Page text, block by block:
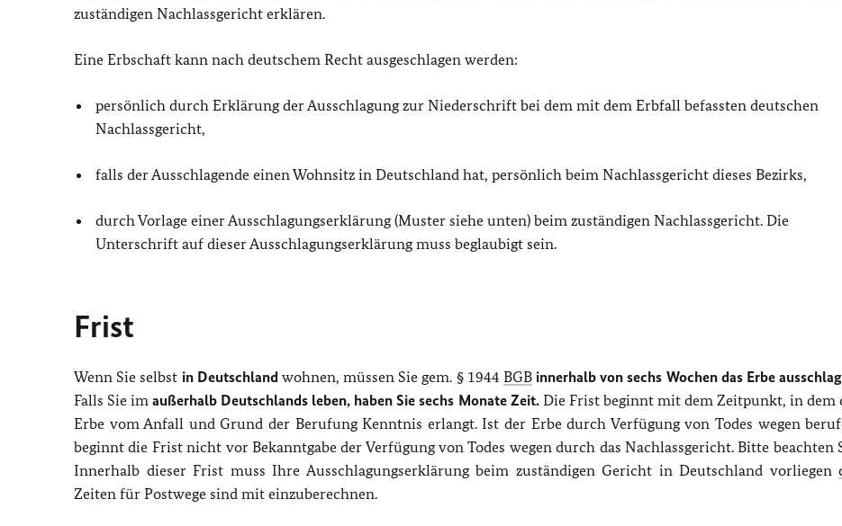
zuständigen Nachlassgericht erklären.
Eine Erbschaft kann nach deutschem Recht ausgeschlagen werden:
persönlich durch Erklärung der Ausschlagung zur Niederschrift bei dem mit dem Erbfall befassten deutschen
Nachlassgericht,
falls der Ausschlagende einen Wohnsitz in Deutschland hat, persönlich beim Nachlassgericht dieses Bezirks,
durch Vorlage einer Ausschlagungserklärung (Muster siehe unten) beim zuständigen Nachlassgericht. Die
Unterschrift auf dieser Ausschlagungserklärung muss beglaubigt sein.
Frist
Wenn Sie selbst in Deutschland wohnen, müssen Sie gem. § 1944 BGBinnerhalb von sechs Wochen das Erbe
Falls Sie imaußerhalb Deutschlands leben, haben Sie sechs Monate Zeit. Die Frist beginnt mit dem Zeitpunkt, in dem
Erbe vom Anfall und Grund der Berufung Kenntnis erlangt. Ist der Erbe durch Verfügung von Todes wegen
beginnt die Frist nicht vor Bekanntgabe der Verfügung von Todes wegen durch das Nachlassgericht. Bitte beachten
Innerhalb dieser Frist muss Ihre Ausschlagungserklärung beim zuständigen Gericht in Deutschland vorliegen
Zeiten für Postwege sind mit einzuberechnen.